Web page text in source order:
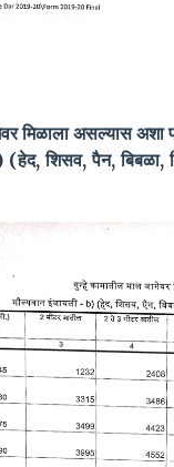
मिळाला असल्यास अशा
(हेद, शिसव, पैन,